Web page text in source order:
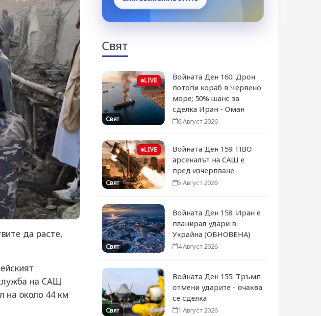
да расте,
на САЩ
на около 44 км
Свят
LIVE
Свят
Войната Ден 160: Дрон
потопи кораб в Червено
море; 50% шанс за
сделка Иран - Оман
6 Август 2026
LIVE
Свят
Войната Ден 159: ПВО
арсеналът на САЩ е
пред изчерпване
5 Август 2026
Свят
Войната Ден 158: Иран е
планирал удари в
Украйна (ОБНОВЕНА)
4 Август 2026
Свят
Войната Ден 155: Тръмп
отмени ударите - очаква
се сделка
1 Август 2026